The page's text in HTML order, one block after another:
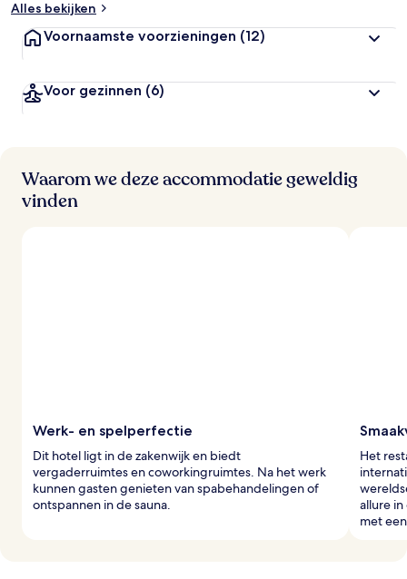
Alles bekijken
Voornaamste voorzieningen (12)
Voor gezinnen (6)
Waarom we deze accommodatie geweldig
vinden
Werk- en spelperfectie
Dit hotel ligt in de zakenwijk en biedt
vergaderruimtes en coworkingruimtes. Na het werk
kunnen gasten genieten van spabehandelingen of
ontspannen in de sauna.
Het
allure
met